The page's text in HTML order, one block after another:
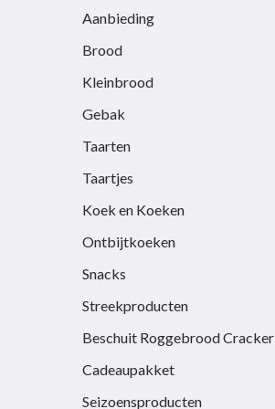
op
de
Aanbieding
Brood
Kleinbrood
Gebak
Taarten
Taartjes
Koek en Koeken
Ontbijtkoeken
Snacks
Streekproducten
Beschuit Roggebrood Cracker
Cadeaupakket
Seizoensproducten